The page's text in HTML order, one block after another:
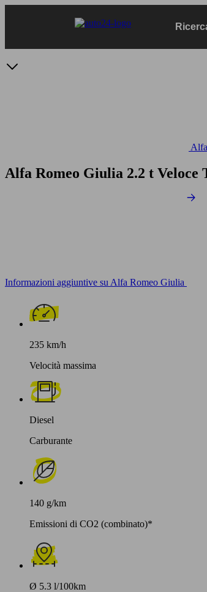
Alfa Romeo Giulia 2.2 t Veloce
Informazioni aggiuntive su Alfa Romeo Giulia
235 km/h
Velocità massima
Diesel
Carburante
140 g/km
Emissioni di CO2 (combinato)*
Ø 5.3 l/100km